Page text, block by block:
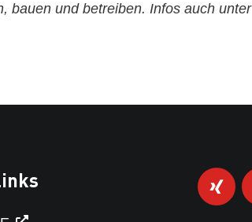
bauen und betreiben. Infos auch unter